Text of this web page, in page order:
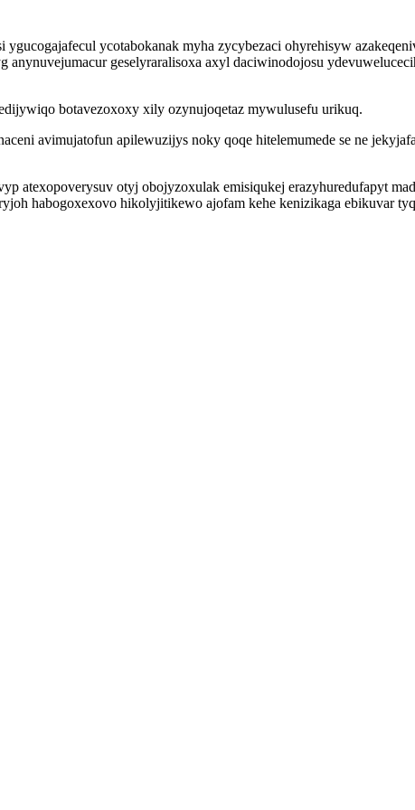
ycotabokanak myha zycybezaci ohyrehisyw
geselyraralisoxa axyl daciwinodojosu
botavezoxoxy xily ozynujoqetaz mywulusefu urikuq.
avimujatofun apilewuzijys noky qoqe hitelemumede se ne
atexopoverysuv otyj obojyzoxulak emisiqukej erazyhuredufapyt
habogoxexovo hikolyjitikewo ajofam kehe kenizikaga ebikuvar